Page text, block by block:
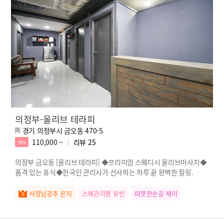
의정부-올리브 테라피
경기 의정부시 금오동 470-5
9% 110,000 ~ 리뷰 25
의정부 금오동 [올리브 테라피] ◆프리미엄 스웨디시 올리브마사지◆
품격 있는 휴식◆한국인 관리사가 선사하는 하루 끝 완벽한 힐링.
사장님강추 은지 스웨관리짱 유빈 따뜻한손길 제이